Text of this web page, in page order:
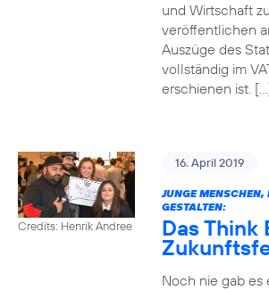
und Wirtschaft
veröffentlichen
Auszüge des
vollständig im
erschienen ist.
Credits: Henrik Andree
16. April 2019
JUNGE MENSCHEN,
GESTALTEN:
Das Think
Noch nie gab es